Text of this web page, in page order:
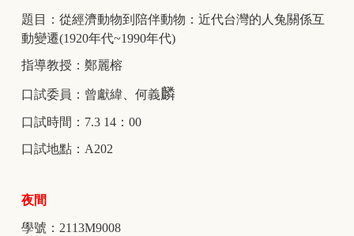
題目：從經濟動物到陪伴動物：近代台灣的人兔關係互
動變遷(1920年代~1990年代)
指導教授：鄭麗榕
口試委員：曾獻緯、何義麟
口試時間：7.3 14：00
口試地點：A202
夜間
學號：2113M9008